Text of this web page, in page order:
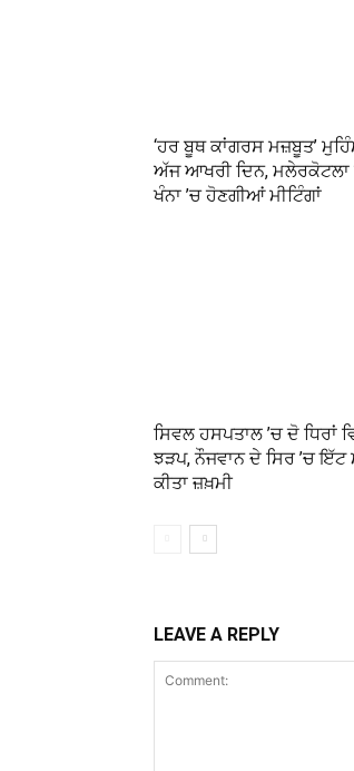
‘ਹਰ ਬੂਥ ਕਾਂਗਰਸ ਮਜ਼ਬੂਤ’
ਅੱਜ ਆਖਰੀ ਦਿਨ, ਮਲੇਰਕੋਟਲਾ
ਖੰਨਾ ’ਚ ਹੋਣਗੀਆਂ ਮੀਟਿੰਗਾਂ
ਸਿਵਲ ਹਸਪਤਾਲ ’ਚ ਦੋ ਧਿਰਾਂ
ਝੜਪ, ਨੌਜਵਾਨ ਦੇ ਸਿਰ ’ਚ ਇੱਟ
ਕੀਤਾ ਜ਼ਖ਼ਮੀ
LEAVE A REPLY